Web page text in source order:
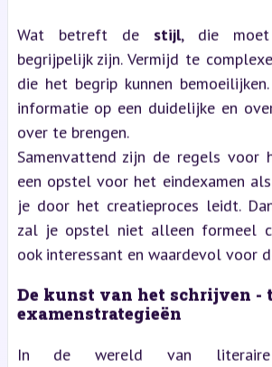
Wat betreft de stijl, die
begrijpelijk zijn. Vermijd te
die het begrip kunnen
informatie op een duidelijke en
over te brengen.
Samenvattend zijn de regels voor
een opstel voor het eindexamen
je door het creatieproces leidt.
zal je opstel niet alleen formeel
ook interessant en waardevol voor
De kunst van het schrijven -
examenstrategieën
In de wereld van